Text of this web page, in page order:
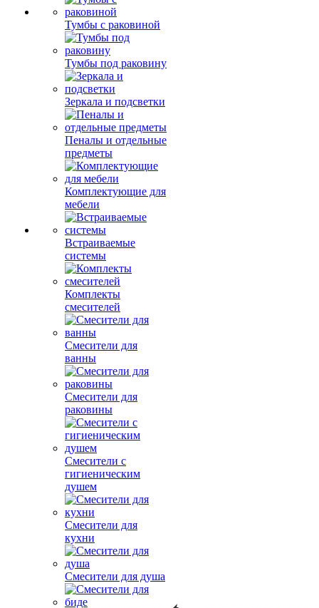
Тумбы с раковиной
Тумбы под раковину
Зеркала и подсветки
Пеналы и отдельные
предметы
Комплектующие для
мебели
Встраиваемые
системы
Комплекты
смесителей
Смесители для
ванны
Смесители для
раковины
Смесители с
гигиеническим
душем
Смесители для
кухни
Смесители для душа